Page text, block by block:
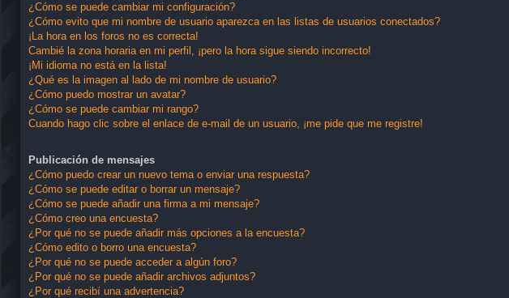
¿Cómo se puede cambiar mi configuración?
¿Cómo evito que mi nombre de usuario aparezca en las listas de usuarios conectados?
¡La hora en los foros no es correcta!
Cambié la zona horaria en mi perfil, ¡pero la hora sigue siendo incorrecto!
¡Mi idioma no está en la lista!
¿Qué es la imagen al lado de mi nombre de usuario?
¿Cómo puedo mostrar un avatar?
¿Cómo se puede cambiar mi rango?
Cuando hago clic sobre el enlace de e-mail de un usuario, ¡me pide que me registre!
Publicación de mensajes
¿Cómo puedo crear un nuevo tema o enviar una respuesta?
¿Cómo se puede editar o borrar un mensaje?
¿Cómo se puede añadir una firma a mi mensaje?
¿Cómo creo una encuesta?
¿Por qué no se puede añadir más opciones a la encuesta?
¿Cómo edito o borro una encuesta?
¿Por qué no se puede acceder a algún foro?
¿Por qué no se puede añadir archivos adjuntos?
¿Por qué recibí una advertencia?